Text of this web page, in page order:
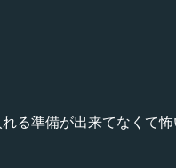
る準備が出来てなくて